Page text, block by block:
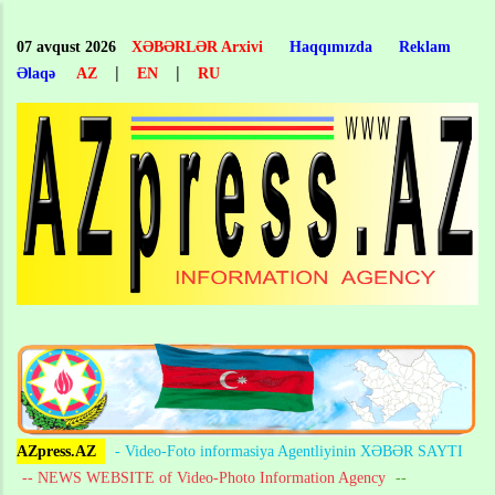
main
content
07 avqust 2026 XƏBƏRLƏR Arxivi Haqqımızda
Reklam
Əlaqə
AZ | EN | RU
AZpress.AZ
- Video-Foto informasiya Agentliyinin XƏBƏR SAYTI
-- NEWS WEBSITE of Video-Photo Information Agency --